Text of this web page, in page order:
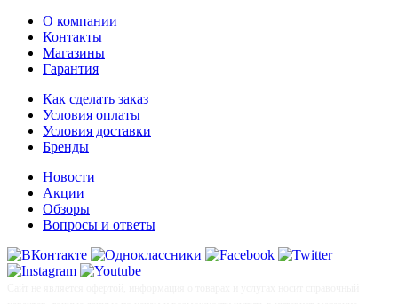
О компании
Контакты
Магазины
Гарантия
Как сделать заказ
Условия оплаты
Условия доставки
Бренды
Новости
Акции
Обзоры
Вопросы и ответы